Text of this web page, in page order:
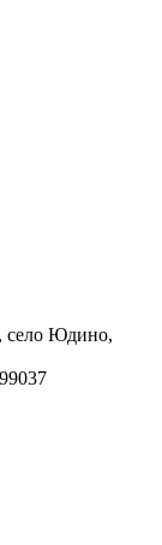
село Юдино,